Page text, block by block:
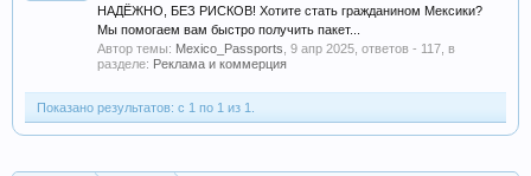
НАДЁЖНО, БЕЗ РИСКОВ! Хотите стать гражданином Мексики?
Мы помогаем вам быстро получить пакет...
Автор темы: Mexico_Passports 9 апр 2025 , ответов - 117, в
разделе: Реклама и коммерция
Показано результатов: с 1 по 1 из 1.